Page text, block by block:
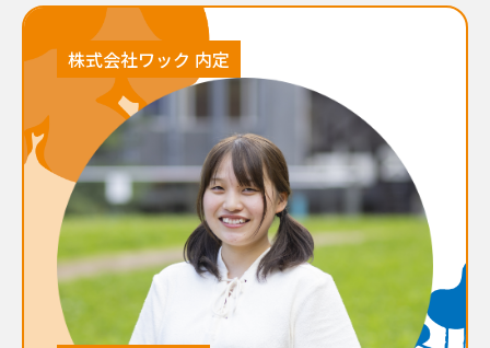
株式会社ワック 内定